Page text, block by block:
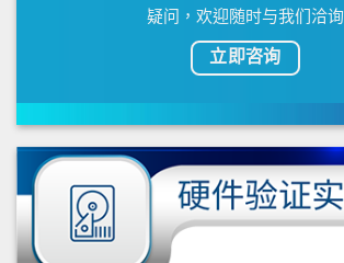
疑问，欢迎随时与我们洽询
立即咨询